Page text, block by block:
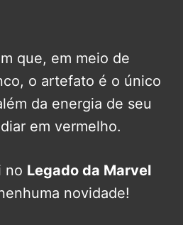
que, em meio de
o artefato é o único
da energia de seu
em vermelho.
no Legado da Marvel
novidade!